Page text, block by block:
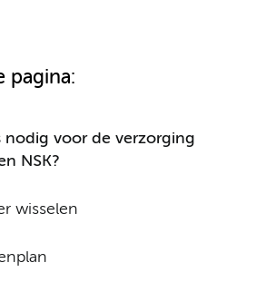
pagina:
nodig voor de verzorging
NSK?
wisselen